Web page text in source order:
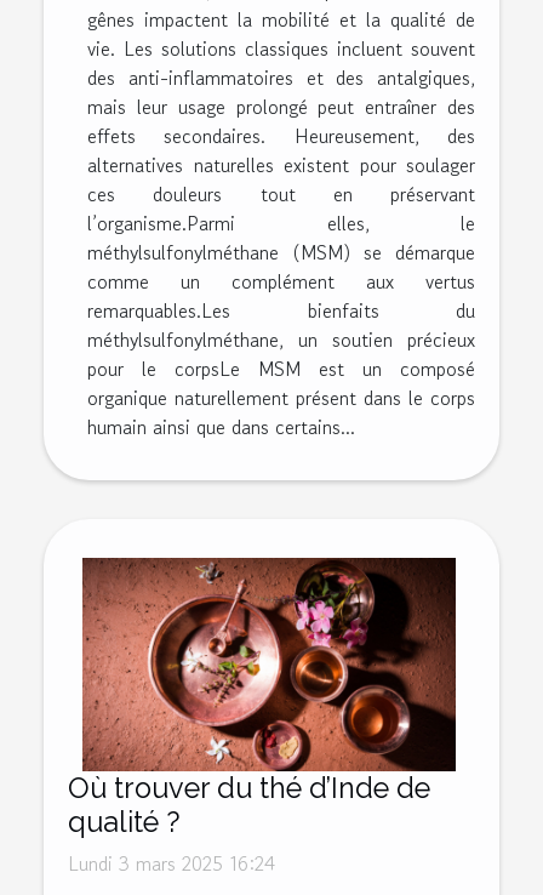
gênes impactent la mobilité et la qualité de
vie. Les solutions classiques incluent souvent
des anti-inflammatoires et des antalgiques,
mais leur usage prolongé peut entraîner des
effets secondaires. Heureusement, des
alternatives naturelles existent pour soulager
ces douleurs tout en préservant
l’organisme.Parmi elles, le
méthylsulfonylméthane (MSM) se démarque
comme un complément aux vertus
remarquables.Les bienfaits du
méthylsulfonylméthane, un soutien précieux
pour le corpsLe MSM est un composé
organique naturellement présent dans le corps
humain ainsi que dans certains...
Où trouver du thé d’Inde de
qualité ?
Lundi 3 mars 2025 16:24